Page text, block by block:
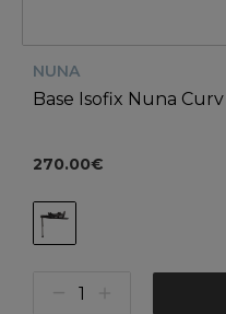
NUNA
Base Isofix Nuna Curv
270.00€